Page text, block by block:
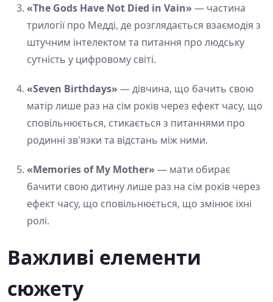
«The Gods Have Not Died in Vain» — частина
трилогії про Медді, де розглядається взаємодія з
штучним інтелектом та питання про людську
сутність у цифровому світі.
«Seven Birthdays» — дівчина, що бачить свою
матір лише раз на сім років через ефект часу, що
сповільнюється, стикається з питаннями про
родинні зв'язки та відстань між ними.
«Memories of My Mother» — мати обирає
бачити свою дитину лише раз на сім років через
ефект часу, що сповільнюється, що змінює їхні
ролі.
Важливі елементи
сюжету